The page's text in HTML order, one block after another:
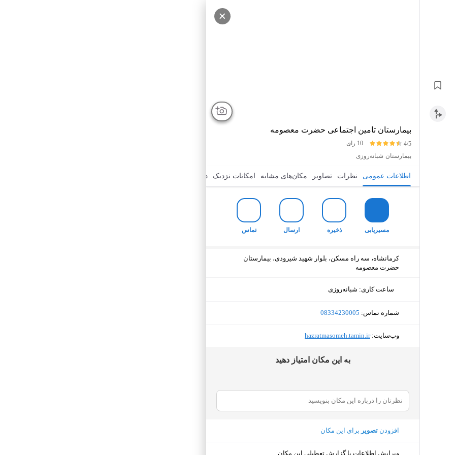
بیمارستان تامین اجتماعی حضرت معصومه
4/5
10 رای
بیمارستان شبانه‌روزی
اطلاعات عمومی نظرات تصاویر مکان‌های مشابه امکانات نزدیک درباره
مسیریابی ذخیره ارسال تماس
کرمانشاه، سه راه مسکن، بلوار شهید شیرودی، بیمارستان
حضرت معصومه
ساعت کاری: شبانه‌روزی
شماره تماس: ‎08334230005
وب‌سایت:‎hazratmasomeh.tamin.ir
ﺑﻪ اﯾﻦ ﻣﮑﺎن اﻣﺘﯿﺎز دﻫﯿﺪ
افزودن تصویر برای این مکان
ویرایش اطلاعات یا گزارش تعطیلی این مکان